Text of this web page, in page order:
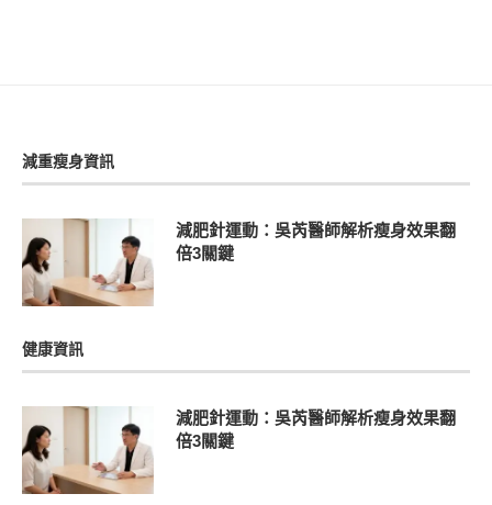
減重瘦身資訊
減肥針運動：吳芮醫師解析瘦身效果翻
倍3關鍵
健康資訊
減肥針運動：吳芮醫師解析瘦身效果翻
倍3關鍵